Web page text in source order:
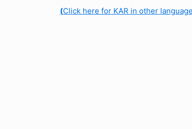
(Click here for KAR in other